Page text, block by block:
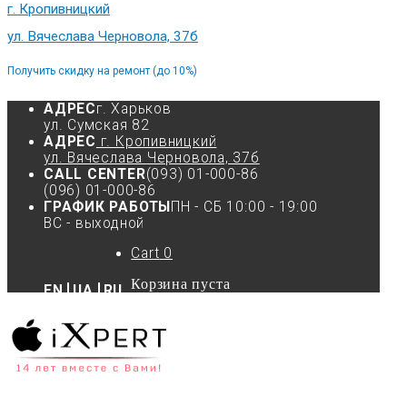
г. Кропивницкий
ул. Вячеслава Черновола, 37б
Получить скидку на ремонт (до 10%)
АДРЕСг. Харьков
ул. Сумская 82
АДРЕС г. Кропивницкий
ул. Вячеслава Черновола, 37б
CALL CENTER(093) 01-000-86
(096) 01-000-86
ГРАФИК РАБОТЫ ПН - СБ 10:00 - 19:00
ВС - выходной
EN UA RU
Cart 0
Корзина пуста